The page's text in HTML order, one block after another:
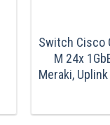
Switch Cisco
M 24x
Meraki,